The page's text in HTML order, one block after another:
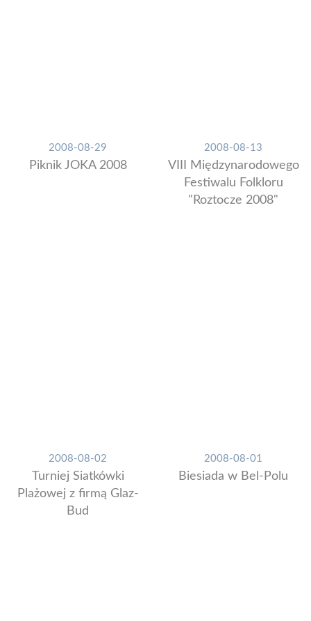
2008-08-29
Piknik JOKA 2008
2008-08-13
VIII Międzynarodowego
Festiwalu Folkloru
"Roztocze 2008"
2008-08-02
Turniej Siatkówki
Plażowej z firmą Glaz-
Bud
2008-08-01
Biesiada w Bel-Polu